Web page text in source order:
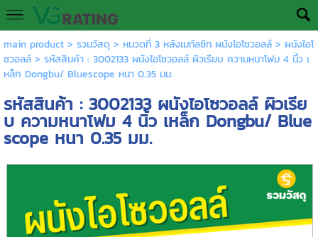
main product> รวมวัสดุ > หมวดที่ 3 หลังเมทัลชีท ผนังไอโซวอลล์> ผนังไอโ
ซวอลล์> รหัสสินค้า : 3002133 ผนังไอโซวอลล์ ผิวเรียบ ความหนาโฟม 4 นิ้ว เ
หล็ก Dongbu/ Bluescope หนา 0.35 มม.
รหัสสินค้า : 3002133 ผนังไอโซวอลล์ ผิวเรีย
บ ความหนาโฟม 4 นิ้ว เหล็ก Dongbu/ Blue
scope หนา 0.35 มม.